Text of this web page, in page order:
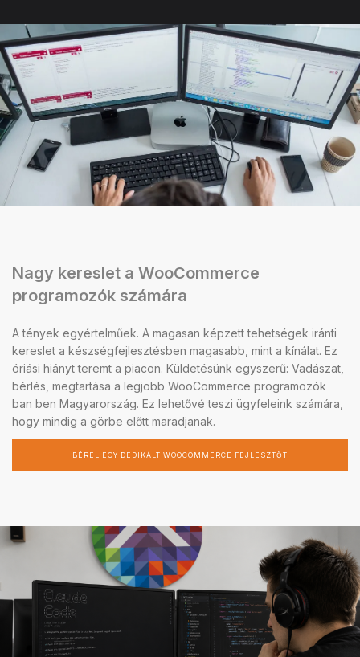
Nagy kereslet a WooCommerce
programozók számára
A tények egyértelműek. A magasan képzett tehetségek iránti
kereslet a készségfejlesztésben magasabb, mint a kínálat. Ez
óriási hiányt teremt a piacon. Küldetésünk egyszerű: Vadászat,
bérlés, megtartása a legjobb WooCommerce programozók
ban ben Magyarország. Ez lehetővé teszi ügyfeleink számára,
hogy mindig a görbe előtt maradjanak.
BÉREL EGY DEDIKÁLT WOOCOMMERCE FEJLESZTŐT